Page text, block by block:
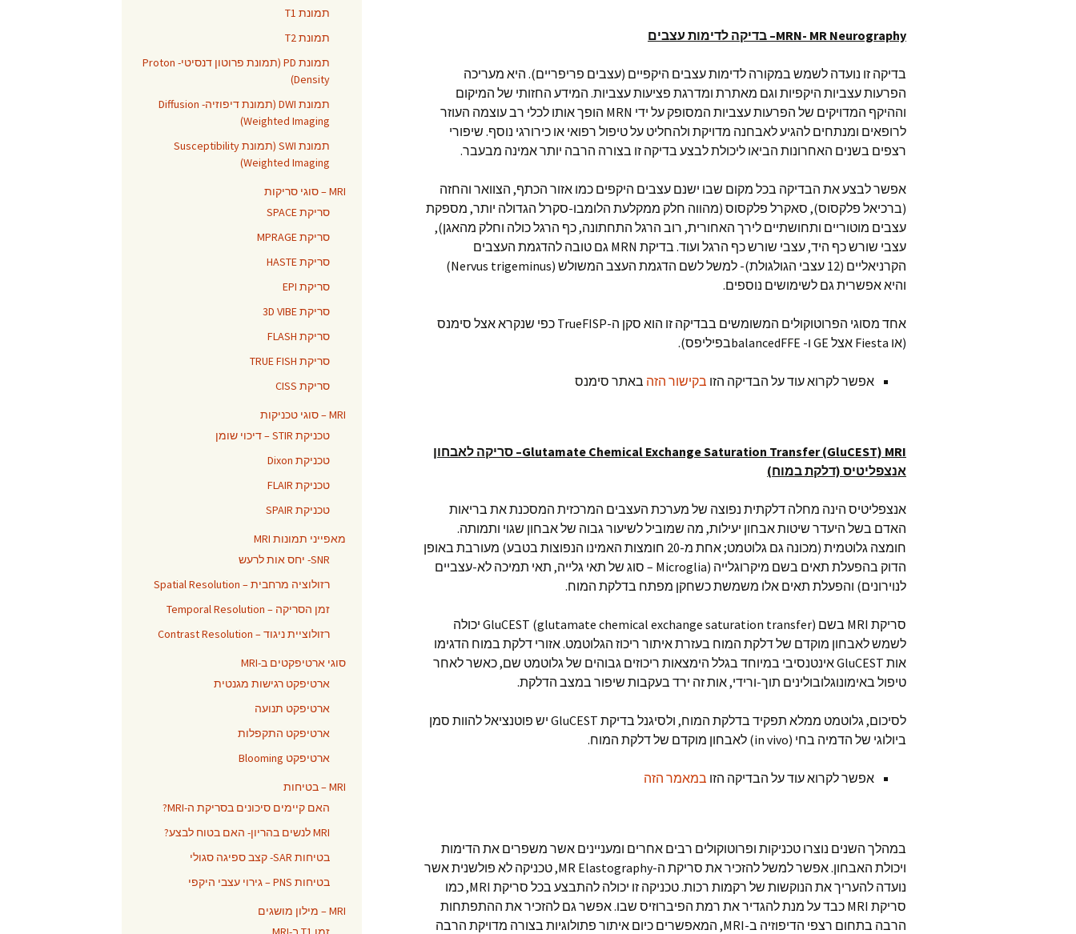
MRN- MR Neurography– בדיקה לדימות עצבים
בדיקה זו נועדה לשמש במקורה לדימות עצבים היקפיים (עצבים פריפריים). היא מעריכה
הפרעות עצביות היקפיות וגם מאתרת ומדרגת פציעות עצביות. המידע החזותי של המיקום
וההיקף המדויקים של הפרעות עצביות המסופק על ידי MRN הופך אותו לכלי רב עוצמה העוזר
לרופאים ומנתחים להגיע לאבחנה מדויקת ולהחליט על טיפול רפואי או כירורגי נוסף. שיפורי
רצפים בשנים האחרונות הביאו ליכולת לבצע בדיקה זו בצורה הרבה יותר אמינה מבעבר.
אפשר לבצע את הבדיקה בכל מקום שבו ישנם עצבים היקפים כמו אזור הכתף, הצוואר והחזה
(ברכיאל פלקסוס), סאקרל פלקסוס (מהווה חלק ממקלעת הלומבו-סקרל הגדולה יותר, מספקת
עצבים מוטוריים ותחושתיים לירך האחורית, רוב הרגל התחתונה, כף הרגל כולה וחלק מהאגן),
עצבי שורש כף היד, עצבי שורש כף הרגל ועוד. בדיקת MRN גם טובה להדגמת העצבים
הקרניאליים (12 עצבי הגולגולת)- למשל לשם הדגמת העצב המשולש (Nervus trigeminus)
והיא אפשרית גם לשימושים נוספים.
אחד מסוגי הפרוטוקולים המשומשים בבדיקה זו הוא סקן ה-TrueFISP כפי שנקרא אצל סימנס
(או Fiesta אצל GE ו- balancedFFEבפיליפס).
אפשר לקרוא עוד על הבדיקה הזו בקישור הזה באתר סימנס
Glutamate Chemical Exchange Saturation Transfer (GluCEST) MRI
– סריקה לאבחון
אנצפליטיס (דלקת במוח)
אנצפליטיס הינה מחלה דלקתית נפוצה של מערכת העצבים המרכזית המסכנת את בריאות
האדם בשל היעדר שיטות אבחון יעילות, מה שמוביל לשיעור גבוה של אבחון שגוי ותמותה.
חומצה גלוטמית (מכונה גם גלוטמט; אחת מ-20 חומצות האמינו הנפוצות בטבע) מעורבת באופן
הדוק בהפעלת תאים בשם מיקרוגלייה (Microglia – סוג של תאי גלייה, תאי תמיכה לא-עצביים
לנוירונים) והפעלת תאים אלו משמשת כשחקן מפתח בדלקת המוח.
סריקת MRI בשם GluCEST (glutamate chemical exchange saturation transfer) יכולה
לשמש לאבחון מוקדם של דלקת המוח בעזרת איתור ריכוז הגלוטמט. אזורי דלקת במוח הדגימו
אות GluCEST אינטנסיבי במיוחד בגלל הימצאות ריכוזים גבוהים של גלוטמט שם, כאשר לאחר
טיפול באימונוגלובולינים תוך-ורידי, אות זה ירד בעקבות שיפור במצב הדלקת.
לסיכום, גלוטמט ממלא תפקיד בדלקת המוח, ולסיגנל בדיקת GluCEST יש פוטנציאל להוות סמן
ביולוגי של הדמיה בחי (in vivo) לאבחון מוקדם של דלקת המוח.
אפשר לקרוא עוד על הבדיקה הזו במאמר הזה
במהלך השנים נוצרו טכניקות ופרוטוקולים רבים אחרים ומעניינים אשר משפרים את הדימות
ויכולת האבחון. אפשר למשל להזכיר את סריקת ה-MR Elastography, טכניקה לא פולשנית אשר
נועדה להעריך את הנוקשות של רקמות רכות. טכניקה זו יכולה להתבצע בכל סריקת MRI, כמו
סריקת MRI כבד על מנת להגדיר את רמת הפיברוזיס שבו. אפשר גם להזכיר את ההתפתחות
הרבה בתחום רצפי הדיפוזיה ב-MRI, המאפשרים כיום איתור פתולוגיות בצורה מדויקת הרבה
תמונת T1
תמונת T2
תמונת PD (תמונת פרוטון דנסיטי- Proton
Density)
תמונת DWI (תמונת דיפוזיה- Diffusion
Weighted Imaging)
תמונת SWI (תמונת Susceptibility
Weighted Imaging)
MRI – סוגי סריקות
סריקת SPACE
סריקת MPRAGE
סריקת HASTE
סריקת EPI
סריקת 3D VIBE
סריקת FLASH
סריקת TRUE FISH
סריקת CISS
MRI – סוגי טכניקות
טכניקת STIR – דיכוי שומן
טכניקת Dixon
טכניקת FLAIR
טכניקת SPAIR
מאפייני תמונות MRI
SNR- יחס אות לרעש
רזולוציה מרחבית – Spatial Resolution
זמן הסריקה – Temporal Resolution
רזולוציית ניגוד – Contrast Resolution
סוגי ארטיפקטים ב-MRI
ארטיפקט רגישות מגנטית
ארטיפקט תנועה
ארטיפקט התקפלות
ארטיפקט Blooming
MRI – בטיחות
האם קיימים סיכונים בסריקת ה-MRI?
MRI לנשים בהריון- האם בטוח לבצע?
בטיחות SAR- קצב ספיגה סגולי
בטיחות PNS – גירוי עצבי היקפי
MRI – מילון מושגים